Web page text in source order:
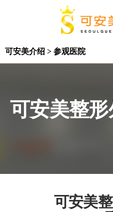
可安美介绍 > 参观医院
可安美整
可安美